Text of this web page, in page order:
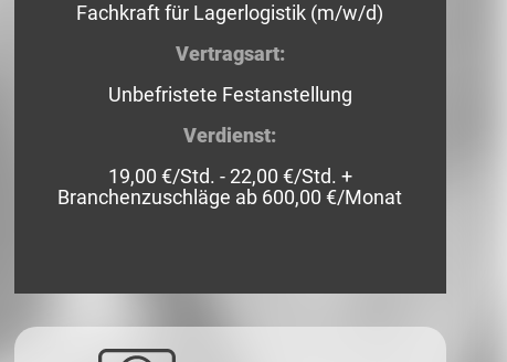
Fachkraft für Lagerlogistik (m/w/d)
Vertragsart:
Unbefristete Festanstellung
Verdienst:
19,00 €/Std. - 22,00 €/Std. +
Branchenzuschläge ab 600,00 €/Monat